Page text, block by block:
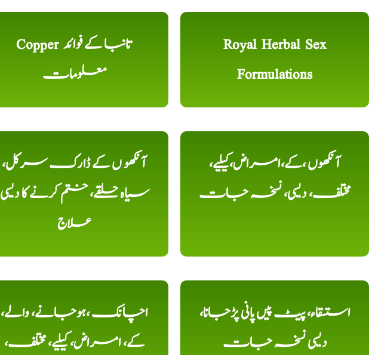
Copper تانبا کے فوائد
معلومات
Royal Herbal Sex
Formulations
آنکھو ں کے ڈارک سرکل،
سیاہ حلقے، ختم کرنے کا دیسی
علاج
آنکھوں ،کے،امراض،کیلیے،
مختلف، دیسی، نسخہ جات
اچانک ،ہوجانے، والے،
کے، امراض، کیلیے، مختلف،
استسقاء، پیٹ پیں پانی پڑجانا،
دیسی نسخہ جات